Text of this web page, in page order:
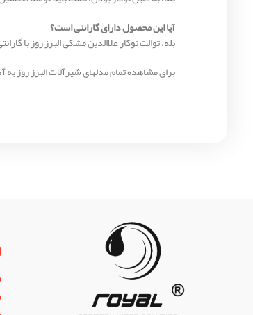
آیا این محصول دارای گارانتی است؟
بله، توالت توکار علاالدین مشکی البرز روز با گارانتی معتبر ۵ ساله شرکت البرز
برای مشاهده تمام مدلهای شیرآلات البرز روز